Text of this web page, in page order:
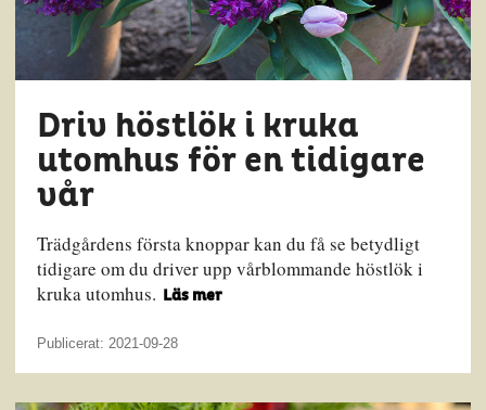
Driv höstlök i kruka
utomhus för en tidigare
vår
Trädgårdens första knoppar kan du få se betydligt
tidigare om du driver upp vårblommande höstlök i
kruka utomhus.
Läs mer
Publicerat: 2021-09-28